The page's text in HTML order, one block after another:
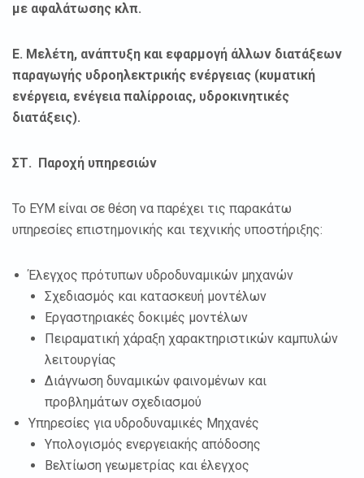
με αφαλάτωσης κλπ.
Ε. Μελέτη, ανάπτυξη και εφαρμογή άλλων διατάξεων
παραγωγής υδροηλεκτρικής ενέργειας (κυματική
ενέργεια, ενέγεια παλίρροιας, υδροκινητικές
διατάξεις).
ΣΤ. Παροχή υπηρεσιών
Το ΕΥΜ είναι σε θέση να παρέχει τις παρακάτω
υπηρεσίες επιστημονικής και τεχνικής υποστήριξης:
Έλεγχος πρότυπων υδροδυναμικών μηχανών
Σχεδιασμός και κατασκευή μοντέλων
Εργαστηριακές δοκιμές μοντέλων
Πειραματική χάραξη χαρακτηριστικών καμπυλών
λειτουργίας
Διάγνωση δυναμικών φαινομένων και
προβλημάτων σχεδιασμού
Υπηρεσίες για υδροδυναμικές Μηχανές
Υπολογισμός ενεργειακής απόδοσης
Βελτίωση γεωμετρίας και έλεγχος